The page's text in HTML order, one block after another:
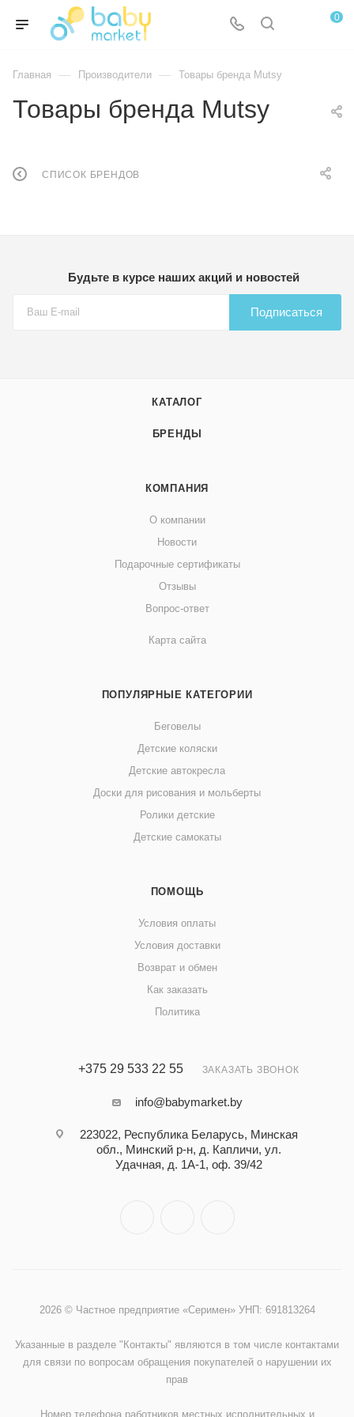
0
Главная — Производители — Товары бренда Mutsy
Товары бренда Mutsy
СПИСОК БРЕНДОВ
Будьте в курсе наших акций и новостей
Подписаться
КАТАЛОГ
БРЕНДЫ
КОМПАНИЯ
О компании
Новости
Подарочные сертификаты
Отзывы
Вопрос-ответ
Карта сайта
ПОПУЛЯРНЫЕ КАТЕГОРИИ
Беговелы
Детские коляски
Детские автокресла
Доски для рисования и мольберты
Ролики детские
Детские самокаты
ПОМОЩЬ
Условия оплаты
Условия доставки
Возврат и обмен
Как заказать
Политика
+375 29 533 22 55 ЗАКАЗАТЬ ЗВОНОК
info@babymarket.by
223022, Республика Беларусь, Минская
обл., Минский р-н, д. Капличи, ул.
Удачная, д. 1А-1, оф. 39/42
2026 © Частное предприятие «Серимен» УНП: 691813264
Указанные в разделе "Контакты" являются в том числе контактами
для связи по вопросам обращения покупателей о нарушении их
прав
Номер телефона работников местных исполнительных и